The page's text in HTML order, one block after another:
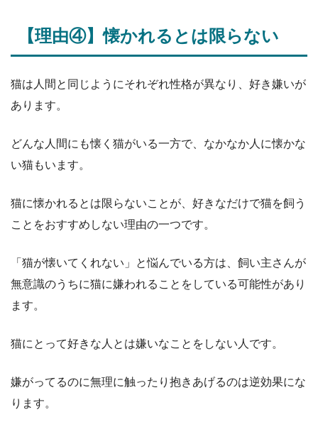
【理由④】懐かれるとは限らない
猫は人間と同じようにそれぞれ性格が異なり、好き嫌いが
あります。
どんな人間にも懐く猫がいる一方で、なかなか人に懐かな
い猫もいます。
猫に懐かれるとは限らないことが、好きなだけで猫を飼う
ことをおすすめしない理由の一つです。
「猫が懐いてくれない」と悩んでいる方は、飼い主さんが
無意識のうちに猫に嫌われることをしている可能性があり
ます。
猫にとって好きな人とは嫌いなことをしない人です。
嫌がってるのに無理に触ったり抱きあげるのは逆効果にな
ります。